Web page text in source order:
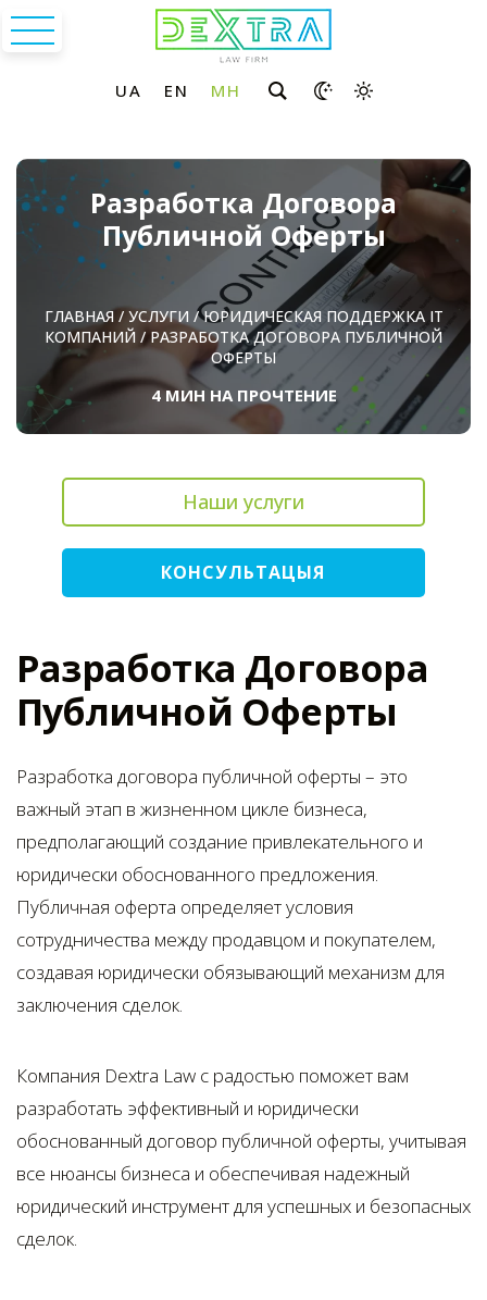
Разработка Договора
Публичной Оферты
ГЛАВНАЯ/ УСЛУГИ /ЮРИДИЧЕСКАЯ ПОДДЕРЖКА ІТ
КОМПАНИЙ /РАЗРАБОТКА ДОГОВОРА ПУБЛИЧНОЙ
ОФЕРТЫ
4 МИН НА ПРОЧТЕНИЕ
Наши услуги
КОНСУЛЬТАЦЫЯ
Разработка Договора
Публичной Оферты
Разработка договора публичной оферты – это
важный этап в жизненном цикле бизнеса,
предполагающий создание привлекательного и
юридически обоснованного предложения.
Публичная оферта определяет условия
сотрудничества между продавцом и покупателем,
создавая юридически обязывающий механизм для
заключения сделок.
Компания Dextra Law с радостью поможет вам
разработать эффективный и юридически
обоснованный договор публичной оферты, учитывая
все нюансы бизнеса и обеспечивая надежный
юридический инструмент для успешных и безопасных
сделок.